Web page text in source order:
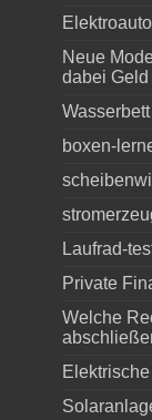
Neue
dabei
boxen-
Laufrad-
Private
Welche